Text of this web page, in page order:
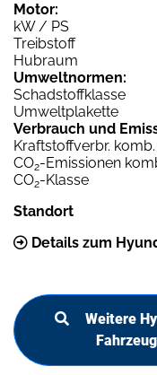
Motor:
kW / PS
Treibstoff
Hubraum
Umweltnormen:
Schadstoffklasse
Umweltplakette
Verbrauch und
Kraftstoffverbr. komb.
CO2-Emissionen
CO2-Klasse
Standort
Details zum
Weitere